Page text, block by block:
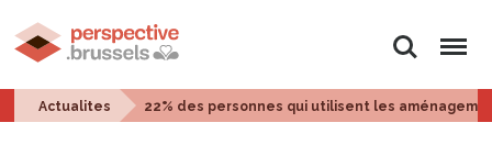
Rechercher
Menu
Actualites 22% des personnes qui utilisent les